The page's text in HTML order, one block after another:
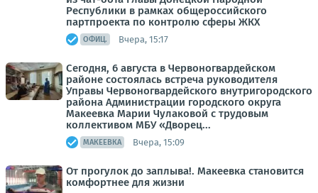
Республики в рамках общероссийского
партпроекта по контролю сферы ЖКХ
ОФИЦ. Вчера, 15:17
Сегодня, 6 августа в Червоногвардейском
районе состоялась встреча руководителя
Управы Червоногвардейского внутригородского
района Администрации городского округа
Макеевка Марии Чулаковой с трудовым
коллективом МБУ «Дворец...
МАКЕЕВКА Вчера, 15:09
От прогулок до заплыва!. Макеевка становится
комфортнее для жизни